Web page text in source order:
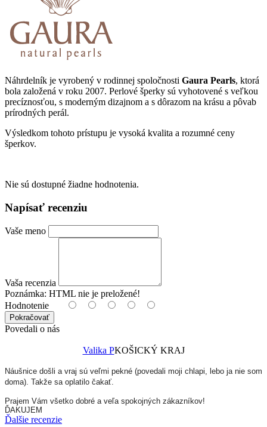
Náhrdelník je vyrobený v rodinnej spoločnosti Gaura Pearls, ktorá
bola založená v roku 2007. Perlové šperky sú vyhotovené s veľkou
precíznosťou, s moderným dizajnom a s dôrazom na krásu a pôvab
prírodných perál.
Výsledkom tohoto prístupu je vysoká kvalita a rozumné ceny
šperkov.
Nie sú dostupné žiadne hodnotenia.
Napísať recenziu
Vaše meno
Vaša recenzia
Poznámka: HTML nie je preložené!
Hodnotenie
Pokračovať
Povedali o nás
Valika PKOŠICKÝ KRAJ
Náušnice došli a vraj sú veľmi pekné (povedali moji chlapi, lebo ja nie som
doma). Takže sa oplatilo čakať.
Prajem Vám všetko dobré a veľa spokojných zákazníkov!
ĎAKUJEM
Ďalšie recenzie